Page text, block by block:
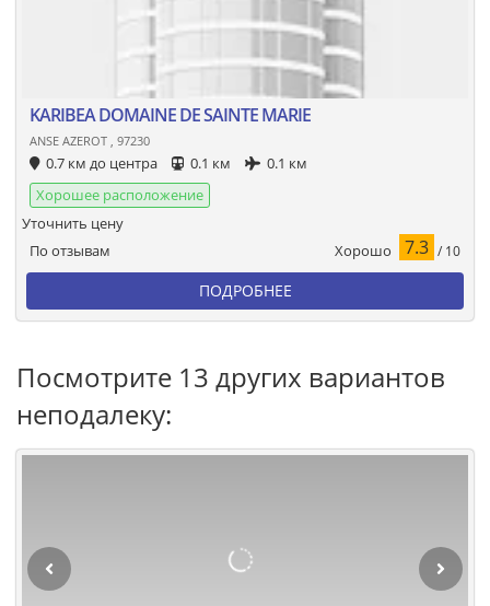
KARIBEA DOMAINE DE SAINTE MARIE
ANSE AZEROT , 97230
0.7 км до центра 0.1 км
0.1 км
Хорошее расположение
По отзывам Хорошо 7.3 / 10
Уточнить цену
ПОДРОБНЕЕ
Посмотрите 13 других вариантов
неподалеку: